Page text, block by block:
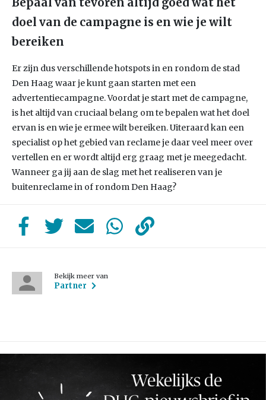
doel van de campagne is en wie je wilt
bereiken
Er zijn dus verschillende hotspots in en rondom de stad
Den Haag waar je kunt gaan starten met een
advertentiecampagne. Voordat je start met de campagne,
is het altijd van cruciaal belang om te bepalen wat het doel
ervan is en wie je ermee wilt bereiken. Uiteraard kan een
specialist op het gebied van reclame je daar veel meer over
vertellen en er wordt altijd erg graag met je meegedacht.
Wanneer ga jij aan de slag met het realiseren van je
buitenreclame in of rondom Den Haag?
Bekijk meer van
Partner